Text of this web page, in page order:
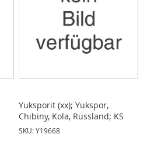
Yuksporit (xx); Yukspor,
Chibiny, Kola, Russland; KS
SKU: Y19668